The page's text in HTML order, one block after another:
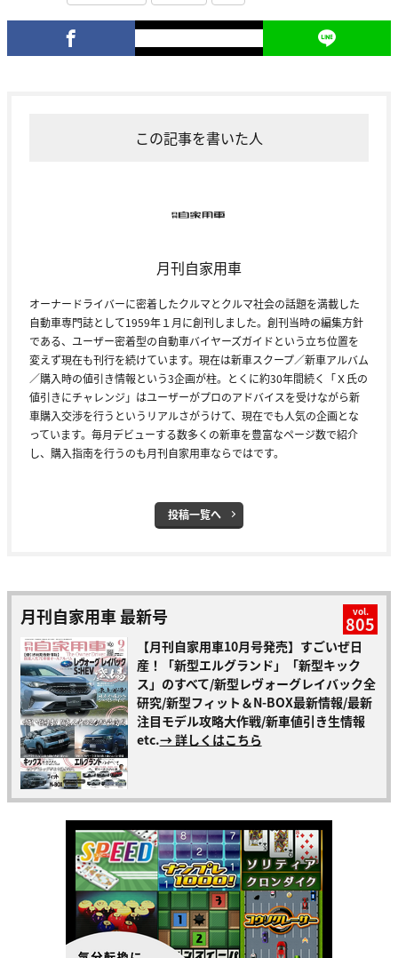
この記事を書いた人
月刊自家用車
オーナードライバーに密着したクルマとクルマ社会の話題を満載した
自動車専門誌として1959年１月に創刊しました。創刊当時の編集方針
である、ユーザー密着型の自動車バイヤーズガイドという立ち位置を
変えず現在も刊行を続けています。現在は新車スクープ／新車アルバム
／購入時の値引き情報という3企画が柱。とくに約30年間続く「Ｘ氏の
値引きにチャレンジ」はユーザーがプロのアドバイスを受けながら新
車購入交渉を行うというリアルさがうけて、現在でも人気の企画とな
っています。毎月デビューする数多くの新車を豊富なページ数で紹介
し、購入指南を行うのも月刊自家用車ならではです。
投稿一覧へ
月刊自家用車 最新号 vol.
805
【月刊自家用車10月号発売】すごいぜ日
産！「新型エルグランド」「新型キック
ス」のすべて/新型レヴォーグレイバック全
研究/新型フィット＆N-BOX最新情報/最新
注目モデル攻略大作戦/新車値引き生情報
etc.→ 詳しくはこちら